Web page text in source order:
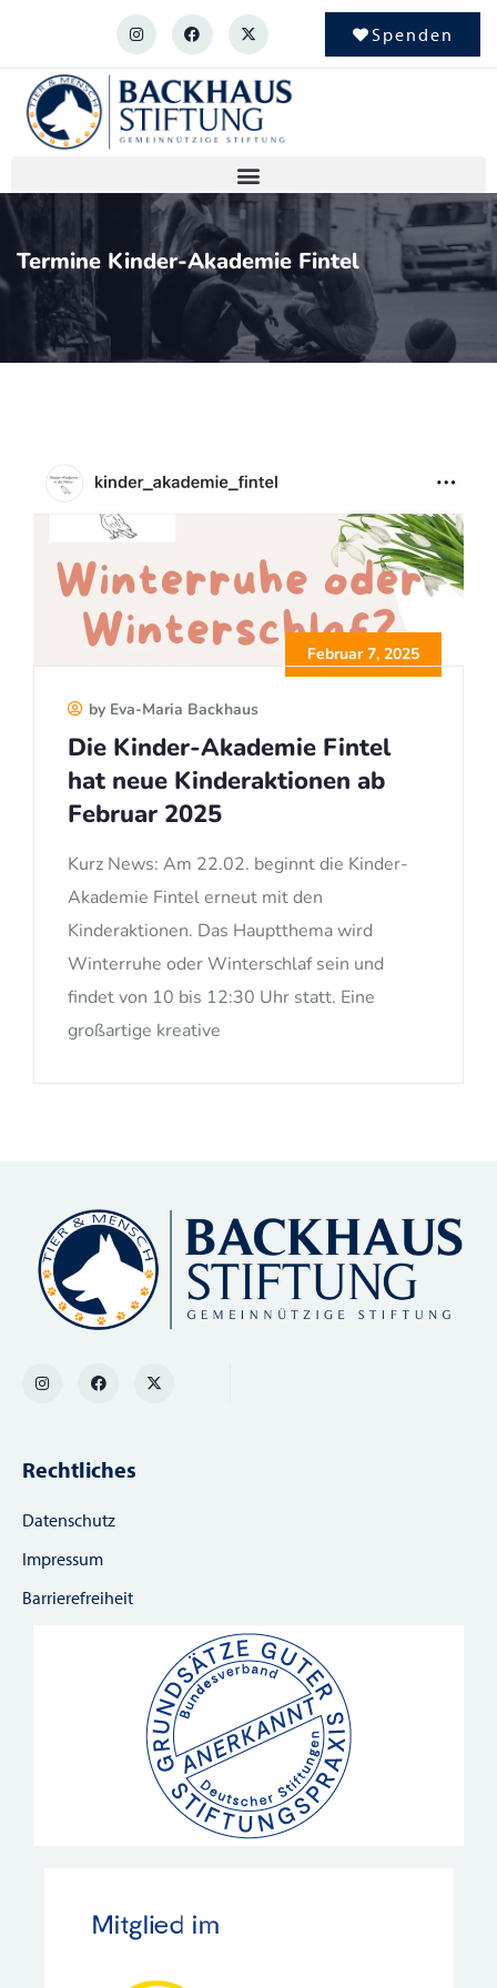
Spenden
Termine Kinder-Akademie Fintel
Februar 7, 2025
by Eva-Maria Backhaus
Die Kinder-Akademie Fintel
hat neue Kinderaktionen ab
Februar 2025
Kurz News: Am 22.02. beginnt die Kinder-
Akademie Fintel erneut mit den
Kinderaktionen. Das Hauptthema wird
Winterruhe oder Winterschlaf sein und
findet von 10 bis 12:30 Uhr statt. Eine
großartige kreative
Rechtliches
Datenschutz
Impressum
Barrierefreiheit